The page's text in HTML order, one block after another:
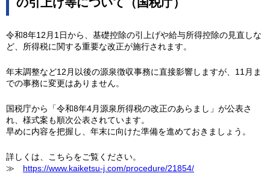
令和8年12月1日から、基礎控除の引上げや給与所得控除の見直しな
ど、所得税に関する重要な改正が施行されます。
年末調整など12月以後の源泉徴収事務に直接影響しますが、11月ま
での事務に変更はありません。
国税庁から「令和8年4月源泉所得税の改正のあらまし」が公表さ
れ、様式案も順次公表されています。
早めに内容を把握し、年末に向けた準備を進めておきましょう。
詳しくは、こちらをご覧ください。
≫ https://www.kaiketsu-j.com/procedure/21854/